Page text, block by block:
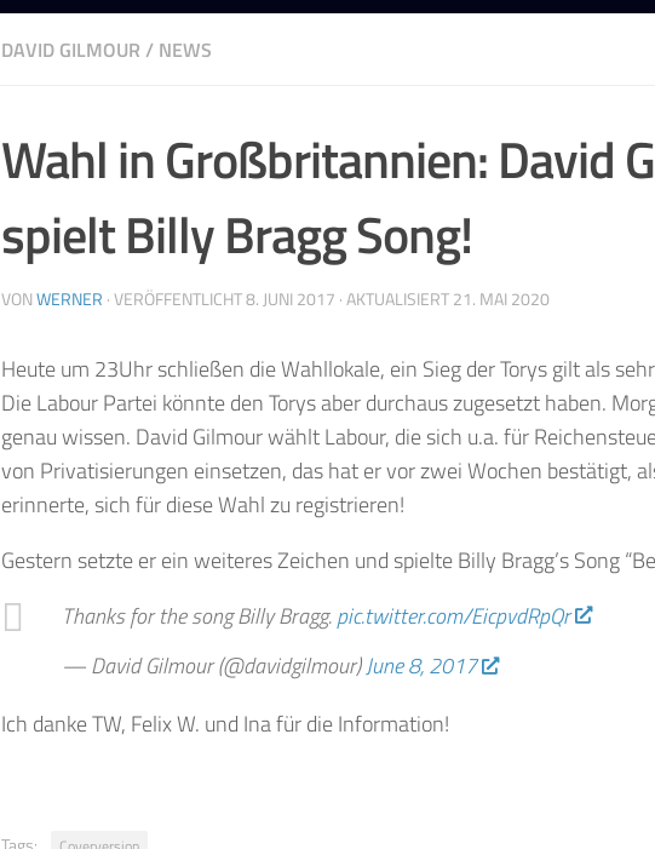
DAVID GILMOUR / NEWS
Wahl in Großbritannien: David
spielt Billy Bragg Song!
VONWERNER · VERÖFFENTLICHT8. JUNI 2017 · AKTUALISIERT21. MAI 2020
Heute um 23Uhr schließen die Wahllokale, ein Sieg der Torys gilt als
Die Labour Partei könnte den Torys aber durchaus zugesetzt haben.
genau wissen. David Gilmour wählt Labour, die sich u.a. für
von Privatisierungen einsetzen, das hat er vor zwei Wochen bestätigt,
erinnerte, sich für diese Wahl zu registrieren!
Gestern setzte er ein weiteres Zeichen und spielte Billy Bragg’s Song
Thanks for the song Billy Bragg.pic.twitter.com/EicpvdRpQr
— David Gilmour (@davidgilmour)June 8, 2017
Ich danke TW, Felix W. und Ina für die Information!